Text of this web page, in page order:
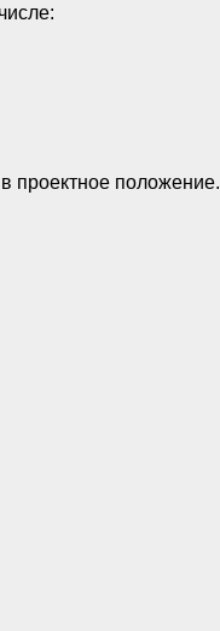
проектное положение.